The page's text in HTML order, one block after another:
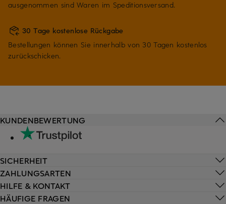
ausgenommen sind Waren im Speditionsversand.
30 Tage kostenlose Rückgabe
Bestellungen können Sie innerhalb von 30 Tagen kostenlos
zurückschicken.
HILFE & KONTAKT
HÄUFIGE FRAGEN
KUNDENBEWERTUNG
SICHERHEIT
ZAHLUNGSARTEN